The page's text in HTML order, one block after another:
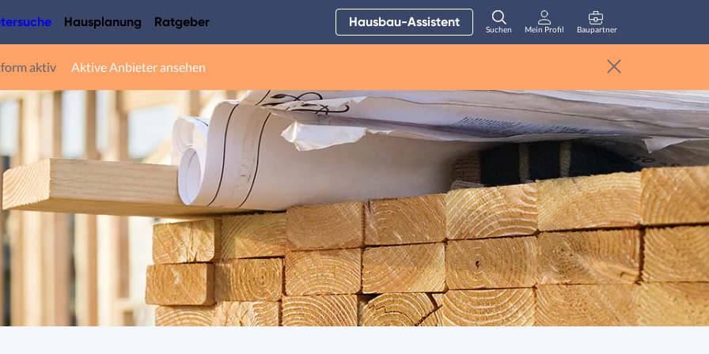
Hausplanung Ratgeber Hausbau-Assistent Suchen Mein Profil Baupartner
aktiv Aktive Anbieter ansehen